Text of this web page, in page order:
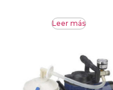
Leer más